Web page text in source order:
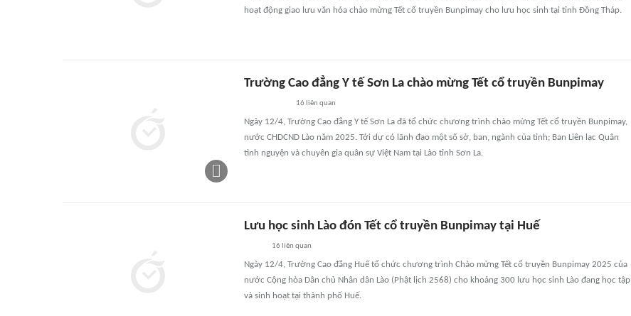
hoạt động giao lưu văn hóa chào mừng Tết cổ truyền Bunpimay cho lưu học sinh tại tỉnh Đồng Tháp.
Trường Cao đẳng Y tế Sơn La chào mừng Tết cổ truyền Bunpimay
16 liên quan
Ngày 12/4, Trường Cao đẳng Y tế Sơn La đã tổ chức chương trình chào mừng Tết cổ truyền Bunpimay,
nước CHDCND Lào năm 2025. Tới dự có lãnh đạo một số sở, ban, ngành của tỉnh; Ban Liên lạc Quân
tình nguyện và chuyên gia quân sự Việt Nam tại Lào tỉnh Sơn La.
Lưu học sinh Lào đón Tết cổ truyền Bunpimay tại Huế
16 liên quan
Ngày 12/4, Trường Cao đẳng Huế tổ chức chương trình Chào mừng Tết cổ truyền Bunpimay 2025 của
nước Cộng hòa Dân chủ Nhân dân Lào (Phật lịch 2568) cho khoảng 300 lưu học sinh Lào đang học tập
và sinh hoạt tại thành phố Huế.